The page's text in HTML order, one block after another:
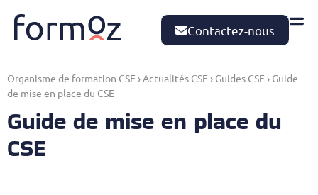
Contactez-nous
Organisme de formation CSE ›Actualités CSE › Guides CSE › Guide
de mise en place du CSE
Guide de mise en place du
CSE